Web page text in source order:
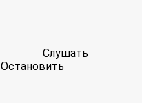
Слушать
Остановить